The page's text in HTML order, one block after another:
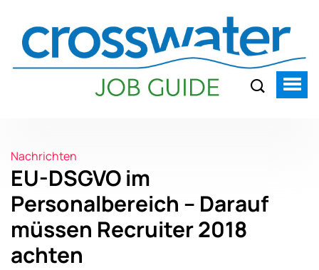
Nachrichten
EU-DSGVO im
Personalbereich – Darauf
müssen Recruiter 2018
achten